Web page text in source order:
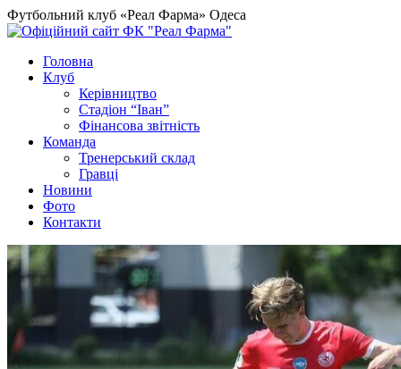
Футбольний клуб «Реал Фарма» Одеса
Головна
Клуб
Керівництво
Стадіон “Іван”
Фінансова звітність
Команда
Тренерський склад
Гравці
Новини
Фото
Контакти